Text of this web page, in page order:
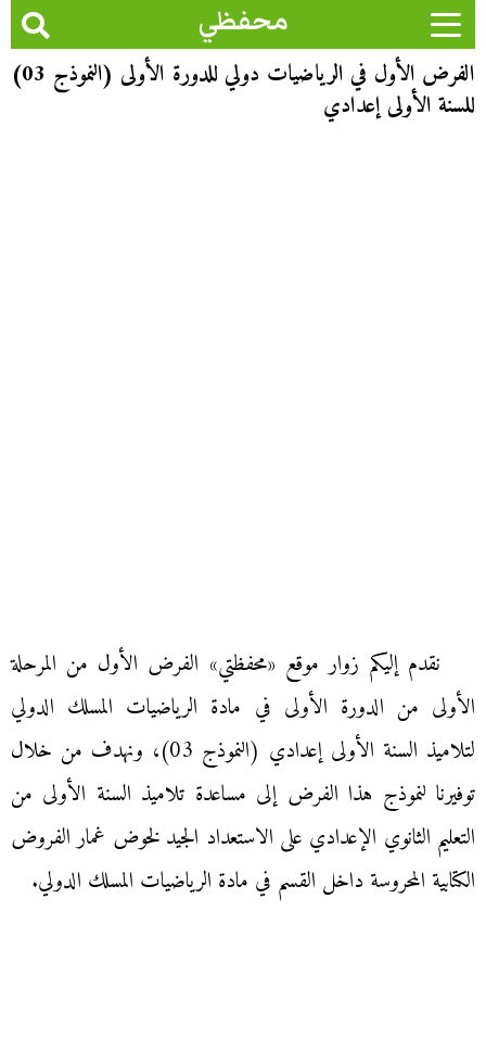
محفظي
الفرض الأول في الرياضيات دولي للدورة الأولى (النموذج 03)
للسنة الأولى إعدادي
نقدم إليكم زوار موقع «محفظتي» الفرض الأول من المرحلة
الأولى من الدورة الأولى في مادة الرياضيات المسلك الدولي
لتلاميذ السنة الأولى إعدادي (النموذج 03)، ونهدف من خلال
توفيرنا لنموذج هذا الفرض إلى مساعدة تلاميذ السنة الأولى من
التعليم الثانوي الإعدادي على الاستعداد الجيد لخوض غمار الفروض
الكتابية المحروسة داخل القسم في مادة الرياضيات المسلك الدولي.